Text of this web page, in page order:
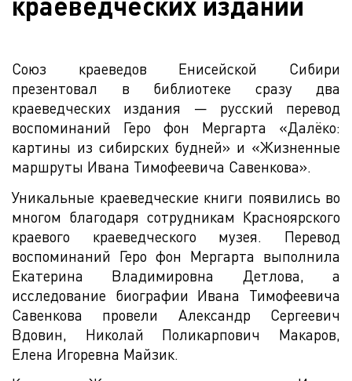
Союз краеведов Енисейской Сибири
презентовал в библиотеке сразу два
краеведческих издания — русский перевод
воспоминаний Геро фон Мергарта «Далёко:
картины из сибирских будней» и «Жизненные
маршруты Ивана Тимофеевича Савенкова».
Уникальные краеведческие книги появились во
многом благодаря сотрудникам Красноярского
краевого краеведческого музея. Перевод
воспоминаний Геро фон Мергарта выполнила
Екатерина Владимировна Детлова, а
исследование биографии Ивана Тимофеевича
Савенкова провели Александр Сергеевич
Вдовин, Николай Поликарпович Макаров,
Елена Игоревна Майзик.